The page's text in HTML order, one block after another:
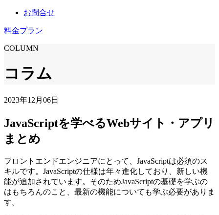
お問合せ
料金プラン
COLUMN
コラム
2023年12月06日
JavaScriptを学べるWebサイト・アプリ
まとめ
フロントエンドエンジニアにとって、JavaScriptは必須のス
キルです。JavaScriptの仕様は年々進化しており、新しい機
能が追加されています。そのためJavaScriptの基礎を学ぶの
はもちろんのこと、最新の機能についても学ぶ必要がありま
す。